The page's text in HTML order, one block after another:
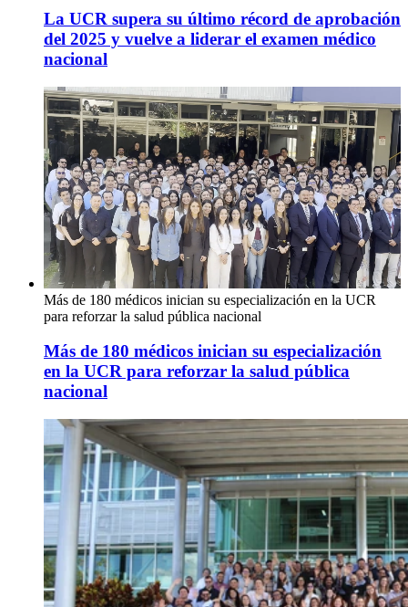
La UCR supera su último récord de aprobación
del 2025 y vuelve a liderar el examen médico
nacional
Más de 180 médicos inician su especialización en la UCR
para reforzar la salud pública nacional
Más de 180 médicos inician su especialización
en la UCR para reforzar la salud pública
nacional